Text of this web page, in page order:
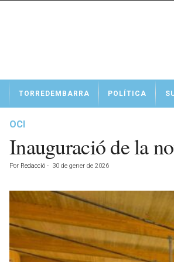
t
TORREDEMBARRA POLÍTICA
OCI
Inauguració de la
Por Redacció - 30 de gener de 2026